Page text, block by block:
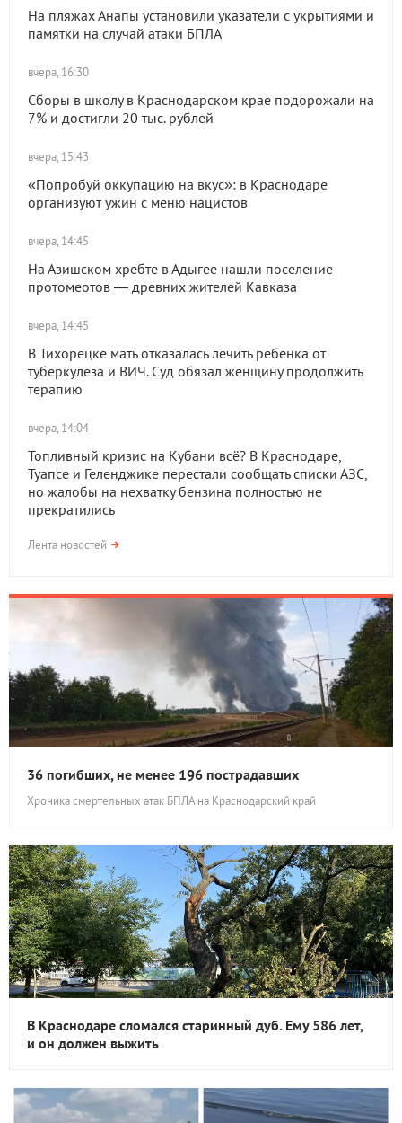
На пляжах Анапы установили указатели с укрытиями и
памятки на случай атаки БПЛА
вчера, 16:30
Сборы в школу в Краснодарском крае подорожали на
7% и достигли 20 тыс. рублей
вчера, 15:43
«Попробуй оккупацию на вкус»: в Краснодаре
организуют ужин с меню нацистов
вчера, 14:45
На Азишском хребте в Адыгее нашли поселение
протомеотов — древних жителей Кавказа
вчера, 14:45
В Тихорецке мать отказалась лечить ребенка от
туберкулеза и ВИЧ. Суд обязал женщину продолжить
терапию
вчера, 14:04
Топливный кризис на Кубани всё? В Краснодаре,
Туапсе и Геленджике перестали сообщать списки АЗС,
но жалобы на нехватку бензина полностью не
прекратились
Лента новостей
36 погибших, не менее 196 пострадавших
Хроника смертельных атак БПЛА на Краснодарский край
В Краснодаре сломался старинный дуб. Ему 586 лет,
и он должен выжить